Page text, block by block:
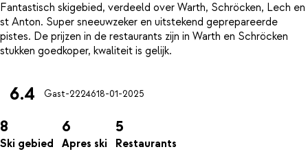
Fantastisch skigebied, verdeeld over Warth, Schröcken, Lech en
st Anton. Super sneeuwzeker en uitstekend geprepareerde
pistes. De prijzen in de restaurants zijn in Warth en Schröcken
6.4 Gast-2224618-01-2025
8
Ski gebied
6
Apres ski
5
Restaurants